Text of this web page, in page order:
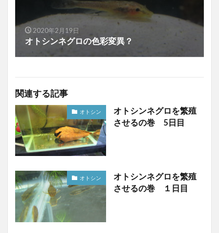
2020年2月19日
オトシンネグロの色彩変異？
関連する記事
オトシン
オトシンネグロを繁殖
させるの巻 5日目
オトシン
オトシンネグロを繁殖
させるの巻 １日目